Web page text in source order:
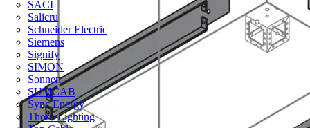
SACI
Salicru
Schneider Electric
Siemens
Signify
SIMON
Sonnen
SUMCAB
Sync Energy
Thorn Lighting